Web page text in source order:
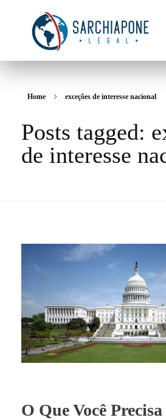
ABOUT
Home exceções de interesse nacional
Posts tagged:
de interesse
O Que Você